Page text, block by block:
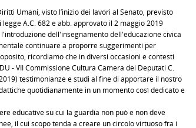
Umani, visto l’inizio dei lavori al Senato, previsto
A.C. 682 e abb. approvato il 2 maggio 2019
dell'insegnamento dell'educazione civica
continuare a proporre suggerimenti per
ricordiamo che in diversi occasioni e contesti
- VII Commissione Cultura Camera dei Deputati C.
testimonianze e studi al fine di apportare il nostro
quotidianamente in un momento così dedicato e
educative su cui la guardia non può e non deve
il cui scopo tenda a creare un circolo virtuoso fra i